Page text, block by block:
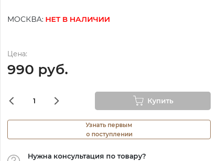
МОСКВА: НЕТ В НАЛИЧИИ
Цена:
990 руб.
Купить
Узнать первым
о поступлении
Нужна консультация по товару?